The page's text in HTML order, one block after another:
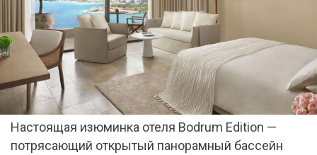
Настоящая изюминка отеля Bodrum Edition —
потрясающий открытый панорамный бассейн